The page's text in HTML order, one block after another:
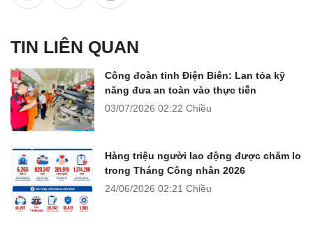
TIN LIÊN QUAN
Công đoàn tỉnh Điện Biên: Lan tỏa kỹ
năng đưa an toàn vào thực tiễn
03/07/2026 02:22 Chiều
Hàng triệu người lao động được chăm lo
trong Tháng Công nhân 2026
24/06/2026 02:21 Chiều